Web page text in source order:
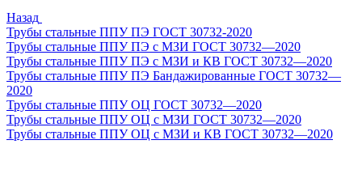
Назад
Трубы стальные ППУ ПЭ ГОСТ 30732-2020
Трубы стальные ППУ ПЭ с МЗИ ГОСТ 30732—2020
Трубы стальные ППУ ПЭ с МЗИ и КВ ГОСТ 30732—2020
Трубы стальные ППУ ПЭ Бандажированные ГОСТ 30732—
2020
Трубы стальные ППУ ОЦ ГОСТ 30732—2020
Трубы стальные ППУ ОЦ с МЗИ ГОСТ 30732—2020
Трубы стальные ППУ ОЦ с МЗИ и КВ ГОСТ 30732—2020